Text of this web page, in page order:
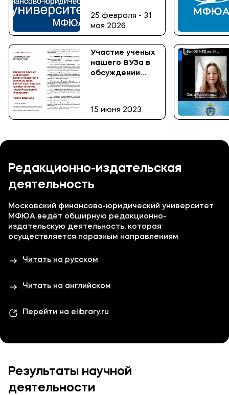
Межрегиональной
научно -
практической
для
преподавателей
«Наука и
развития».
25 февраля - 31
мая 2026
Участие ученых
нашего ВУЗа в
обсуждении
норм о
15 июня 2023
Редакционно-издательская
деятельность
Московский финансово-юридический университет
МФЮА ведёт обширную редакционно-
издательскую деятельность, которая
осуществляется поразным направлениям
Читать на русском
Читать на английском
Перейти на elibrary.ru
Результаты научной
деятельности